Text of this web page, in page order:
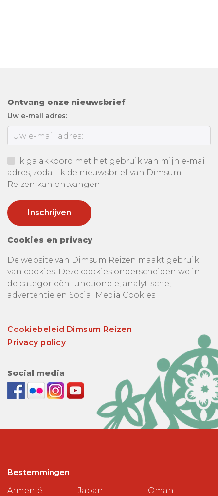
Ontvang onze nieuwsbrief
Uw e-mail adres:
Ik ga akkoord met het gebruik van mijn e-mail
adres, zodat ik de nieuwsbrief van Dimsum
Reizen kan ontvangen.
Cookies en privacy
De website van Dimsum Reizen maakt gebruik
van cookies. Deze cookies onderscheiden we in
de categorieën functionele, analytische,
advertentie en Social Media Cookies.
Cookiebeleid Dimsum Reizen
Privacy policy
Social media
Bestemmingen
Armenië
Japan Oman